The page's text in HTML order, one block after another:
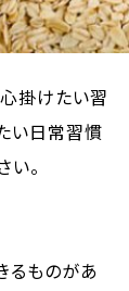
掛けたい習
い日常習慣
。
るものがあ